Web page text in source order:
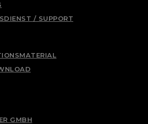
/ SUPPORT
GMBH